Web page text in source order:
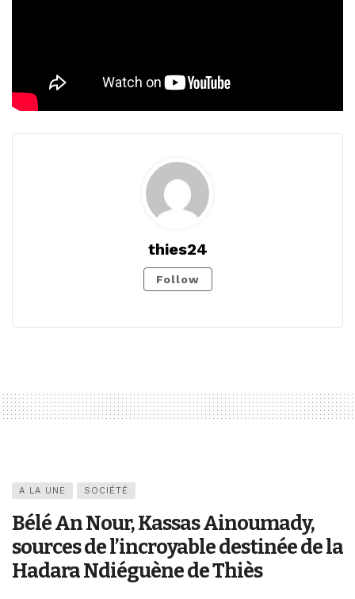
thies24
Follow
A LA UNE SOCIÉTÉ
Bélé An Nour, Kassas Ainoumady,
sources de l’incroyable destinée de la
Hadara Ndiéguène de Thiès